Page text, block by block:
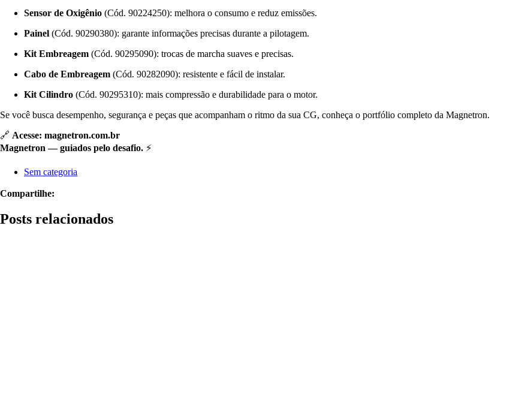
Sensor de Oxigênio (Cód. 90224250): melhora o consumo e reduz emissões.
Painel (Cód. 90290380): garante informações precisas durante a pilotagem.
Kit Embreagem (Cód. 90295090): trocas de marcha suaves e precisas.
Cabo de Embreagem (Cód. 90282090): resistente e fácil de instalar.
Kit Cilindro (Cód. 90295310): mais compressão e durabilidade para o motor.
Se você busca desempenho, segurança e peças que acompanham o ritmo da sua CG, conheça o portfólio completo da Magnetron.
🔗 Acesse: magnetron.com.br
Magnetron — guiados pelo desafio. ⚡
Sem categoria
Compartilhe:
Posts relacionados